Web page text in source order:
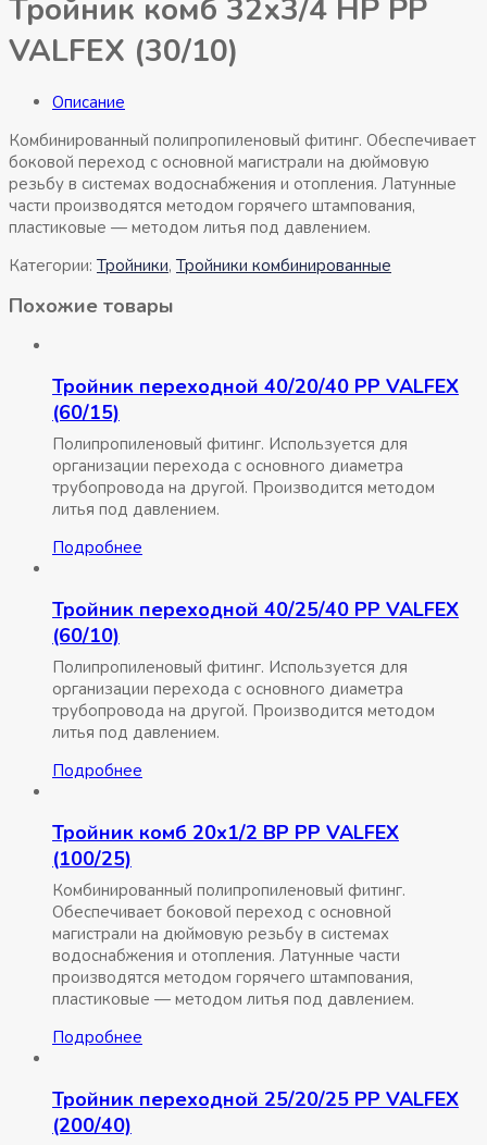
Тройник комб 32х3/4 НР РР
VALFEX (30/10)
Описание
Комбинированный полипропиленовый фитинг. Обеспечивает
боковой переход с основной магистрали на дюймовую
резьбу в системах водоснабжения и отопления. Латунные
части производятся методом горячего штампования,
пластиковые — методом литья под давлением.
Категории: Тройники, Тройники комбинированные
Похожие товары
Тройник переходной 40/20/40 РР VALFEX
(60/15)
Полипропиленовый фитинг. Используется для
организации перехода с основного диаметра
трубопровода на другой. Производится методом
литья под давлением.
Подробнее
Тройник переходной 40/25/40 РР VALFEX
(60/10)
Полипропиленовый фитинг. Используется для
организации перехода с основного диаметра
трубопровода на другой. Производится методом
литья под давлением.
Подробнее
Тройник комб 20х1/2 ВР РР VALFEX
(100/25)
Комбинированный полипропиленовый фитинг.
Обеспечивает боковой переход с основной
магистрали на дюймовую резьбу в системах
водоснабжения и отопления. Латунные части
производятся методом горячего штампования,
пластиковые — методом литья под давлением.
Подробнее
Тройник переходной 25/20/25 РР VALFEX
(200/40)